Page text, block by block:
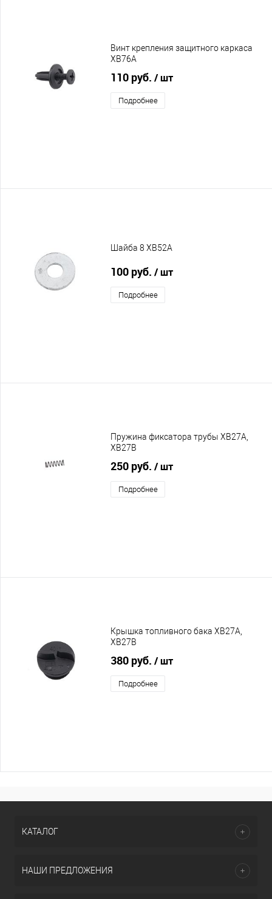
Винт крепления защитного каркаса
XB76A
110 руб. / шт
Подробнее
Шайба 8 XB52A
100 руб. / шт
Подробнее
Пружина фиксатора трубы XB27A,
XB27B
250 руб. / шт
Подробнее
Крышка топливного бака XB27A,
XB27B
380 руб. / шт
Подробнее
КАТАЛОГ
НАШИ ПРЕДЛОЖЕНИЯ